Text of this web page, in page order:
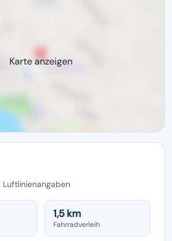
Karte anzeigen
Luftlinienangaben
1,5 km
Fahrradverleih